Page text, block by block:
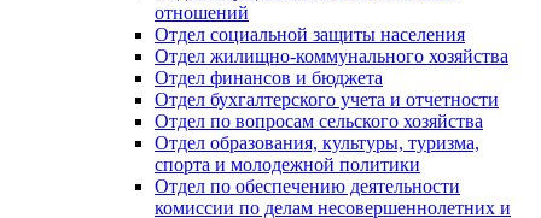
отношений
Отдел социальной защиты населения
Отдел жилищно-коммунального хозяйства
Отдел финансов и бюджета
Отдел бухгалтерского учета и отчетности
Отдел по вопросам сельского хозяйства
Отдел образования, культуры, туризма,
спорта и молодежной политики
Отдел по обеспечению деятельности
комиссии по делам несовершеннолетних и